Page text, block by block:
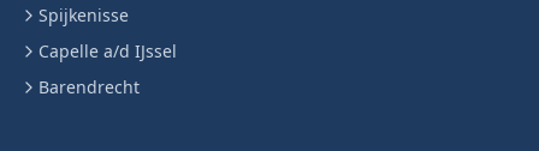
Spijkenisse
Capelle a/d IJssel
Barendrecht